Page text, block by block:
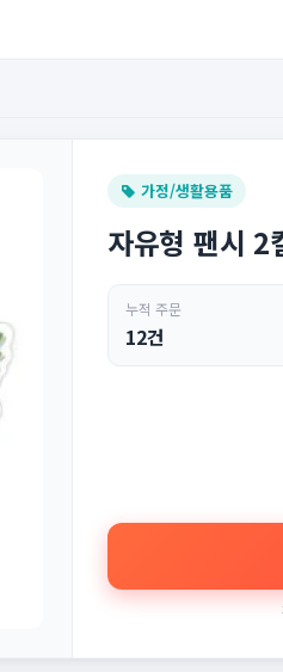
가정/생활용품
자유형 팬시 2
누적 주문
12건